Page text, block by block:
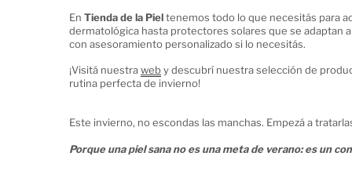
En Tienda de la Pieltenemos todo lo que necesitás para
dermatológica hasta protectores solares que se adaptan
con asesoramiento personalizado si lo necesitás.
¡Visitá nuestraweb y descubrí nuestra selección de
rutina perfecta de invierno!
Este invierno, no escondas las manchas. Empezá a
Porque una piel sana no es una meta de verano: es un